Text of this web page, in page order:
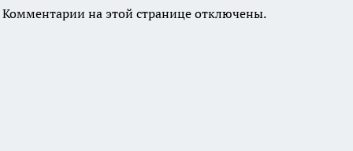
Комментарии на этой странице отключены.